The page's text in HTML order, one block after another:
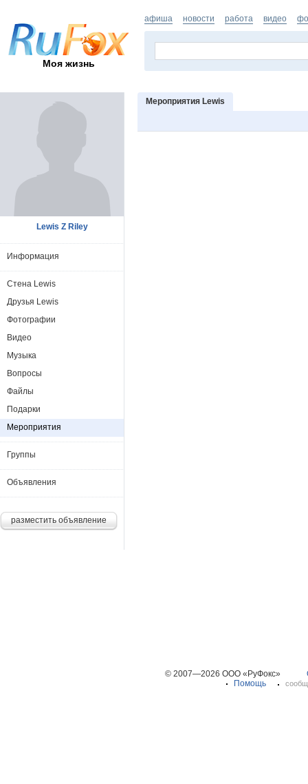
Моя жизнь
афиша новости работа видео
Мероприятия Lewis
Lewis Z Riley
Информация
Стена Lewis
Друзья Lewis
Фотографии
Видео
Музыка
Вопросы
Файлы
Подарки
Мероприятия
Группы
Объявления
разместить объявление
© 2007—2026 ООО «РуФокс»
Помощь